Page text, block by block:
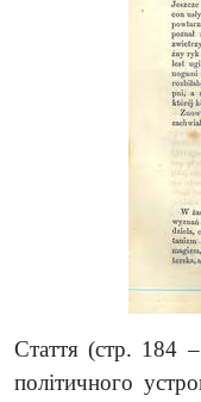
Стаття (стр. 184
політичного